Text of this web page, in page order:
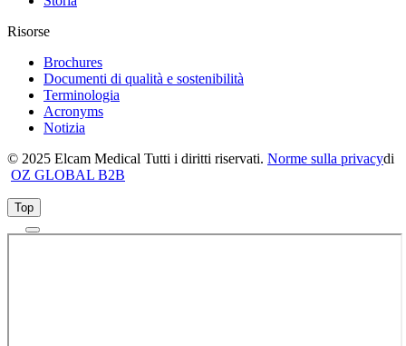
Risorse
Brochures
Documenti di qualità e sostenibilità
Terminologia
Acronyms
Notizia
© 2025 Elcam Medical Tutti i diritti riservati. Norme sulla privacydi
OZ GLOBAL B2B
Top